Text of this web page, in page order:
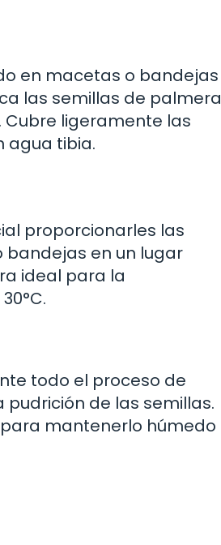
en macetas o bandejas
las semillas de palmera
ligeramente las
agua tibia.
proporcionarles las
en un lugar
ideal para la
todo el proceso de
pudrición de las semillas.
mantenerlo húmedo